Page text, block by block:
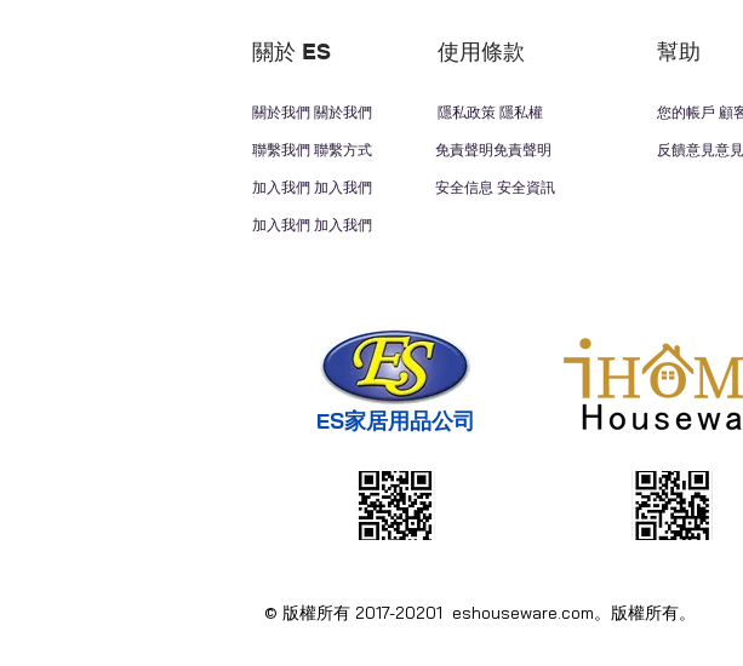
關於 ES 使用條款 幫助
關於我們 關於我們
聯繫我們 聯繫方式
加入我們 加入我們
隱私政策 隱私權
免責聲明免責聲明
安全信息 安全資訊
您的帳戶 顧
反饋意見意見
加入我們 加入我們
ES家居用品公司
© 版權所有 2017-20201 eshouseware.com。版權所有。